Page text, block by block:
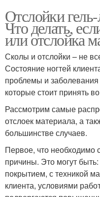
Отслойки
Что делать,
или отслойка
Сколы и отслойки – не
Состояние ногтей
проблемы и
которые стоит принять
Рассмотрим самые
отслоек материала, а
большинстве случаев.
Первое, что необходимо
причины. Это могут
покрытием, с техникой
клиента, условиями